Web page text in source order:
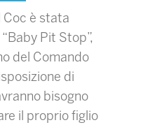
è stata
Pit Stop”,
del Comando
di
bisogno
il proprio figlio